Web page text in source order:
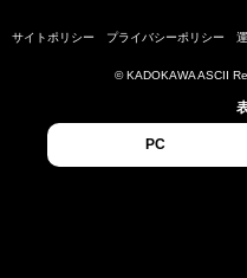
サイトポリシー プライバシーポリシー
© KADOKAWA ASCII
PC